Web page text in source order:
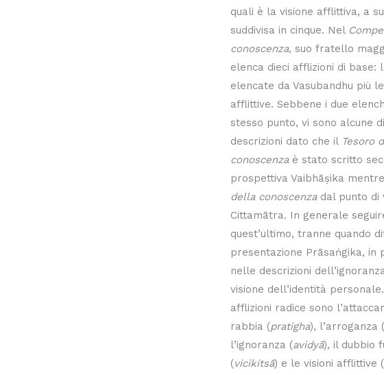
quali è la visione afflittiva, a
suddivisa in cinque. Nel
conoscenza, suo fratello
elenca dieci afflizioni di base:
elencate da Vasubandhu più
afflittive. Sebbene i due
stesso punto, vi sono alcune
descrizioni dato che il Tesoro
conoscenzaè stato scritto
prospettiva Vaibhāṣika
della conoscenzadal punto di
Cittamātra. In generale
quest’ultimo, tranne quando
presentazione Prāsaṅgika, in
nelle descrizioni
visione dell’identità
afflizioni radice sono
rabbia (pratigha), l’arroganza (
l’ignoranza (avidyā), il dubbio
(vicikitsā) e le visioni afflittive (